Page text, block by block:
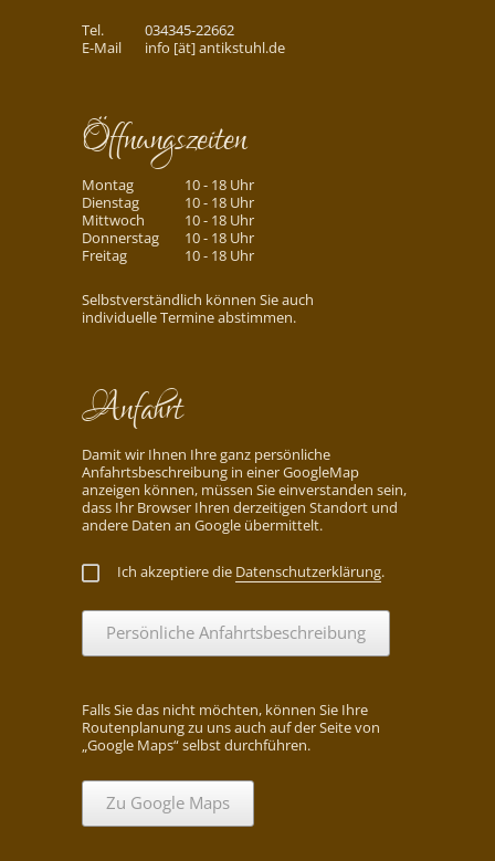
Tel.
034345-22662
E-Mail
info [ät] antikstuhl.de
Öffnungszeiten
Montag
10 - 18 Uhr
Dienstag
10 - 18 Uhr
Mittwoch
10 - 18 Uhr
Donnerstag
10 - 18 Uhr
Freitag
10 - 18 Uhr
Selbstverständlich können Sie auch
individuelle Termine abstimmen.
Anfahrt
Damit wir Ihnen Ihre ganz persönliche
Anfahrtsbeschreibung in einer GoogleMap
anzeigen können, müssen Sie einverstanden sein,
dass Ihr Browser Ihren derzeitigen Standort und
andere Daten an Google übermittelt.
Ich akzeptiere die Datenschutzerklärung.
Persönliche Anfahrtsbeschreibung
Falls Sie das nicht möchten, können Sie Ihre
Routenplanung zu uns auch auf der Seite von
„Google Maps“ selbst durchführen.
Zu Google Maps